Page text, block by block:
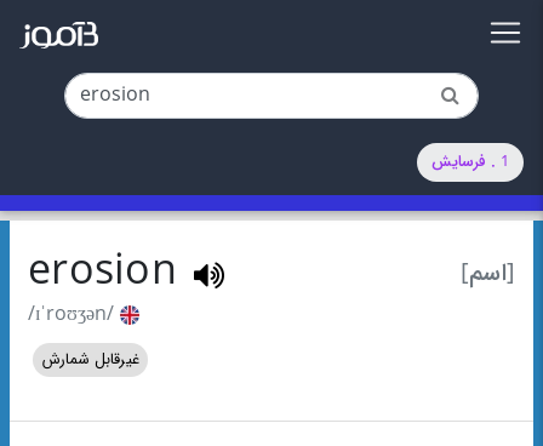
1 . فرسایش
[اسم] erosion
/ɪˈroʊʒən/
غیرقابل شمارش